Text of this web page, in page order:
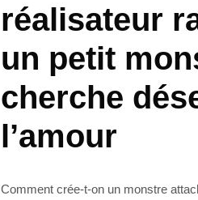
réalisateur
un petit
cherche
l’amour
Comment crée-t-on un monstre